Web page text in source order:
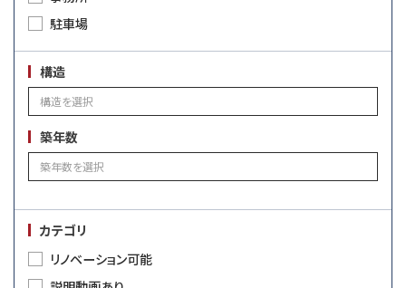
駐車場
構造
築年数
カテゴリ
リノベーション可能